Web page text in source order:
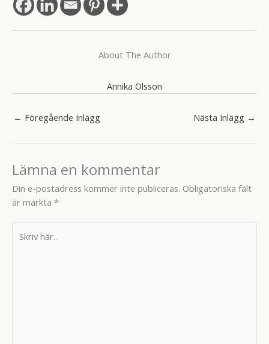
About The Author
Annika Olsson
← Föregående Inlägg Nästa Inlägg →
Lämna en kommentar
Din e-postadress kommer inte publiceras. Obligatoriska fält
är märkta *
här..